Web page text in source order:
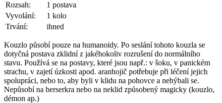
Rozsah:
1 postava
Vyvolání:
1 kolo
Trvání:
ihned
Kouzlo působí pouze na humanoidy. Po seslání tohoto kouzla se
dotyčná postava zklidní z jakéhokoliv rozrušení do normálního
stavu. Používá se na postavy, které jsou např.: v šoku, v panickém
strachu, v zajetí úzkosti apod. aranhojič potřebuje při léčení jejich
spolupráci, nebo to, aby byli v klidu na pohovce a nehýbali se.
Nepůsobí na berserkra nebo na neklid způsobený magicky (kouzlo,
démon ap.)